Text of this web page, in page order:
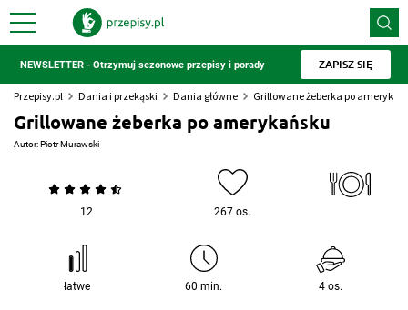
NEWSLETTER - Otrzymuj sezonowe przepisy i porady ZAPISZ SIĘ
Przepisy.pl Dania i przekąski Dania główne Grillowane żeberka po
Grillowane żeberka po amerykańsku
Autor:Piotr Murawski
12 267 os.
łatwe 60 min. 4 os.